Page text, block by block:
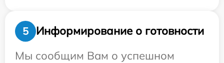
5
Информирование о готовности
Мы сообщим Вам о успешном